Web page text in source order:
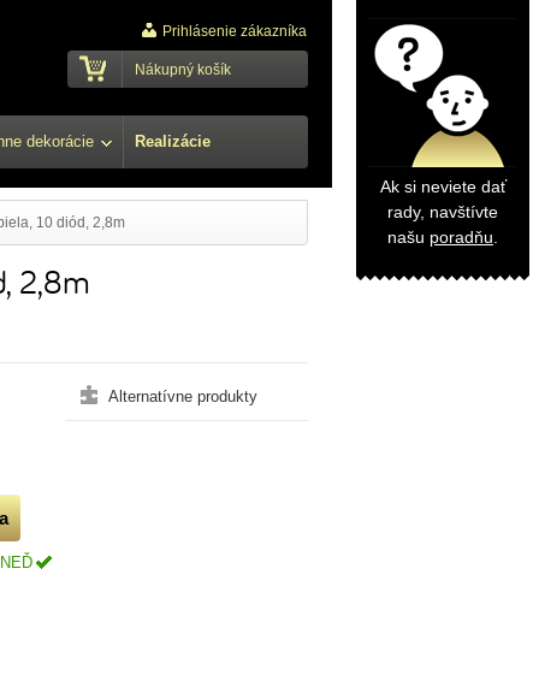
dekorácie Realizácie
Prihlásenie zákazníka
Nákupný košík
Ak si neviete dať
rady, navštívte
našu poradňu
10 diód, 2,8m
2,8m
Alternatívne produkty